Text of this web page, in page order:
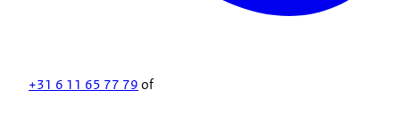
+31 6 11 65 77 79 of